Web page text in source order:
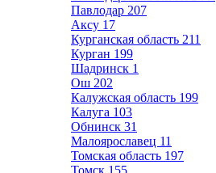
Павлодар 207
Аксу 17
Курганская область 211
Курган 199
Шадринск 1
Ош 202
Калужская область 199
Калуга 103
Обнинск 31
Малоярославец 11
Томская область 197
Томск 155